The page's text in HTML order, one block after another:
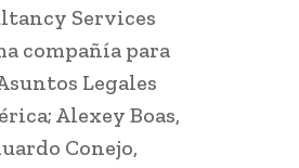
Services
compañía para
Legales
Alexey Boas,
Conejo,